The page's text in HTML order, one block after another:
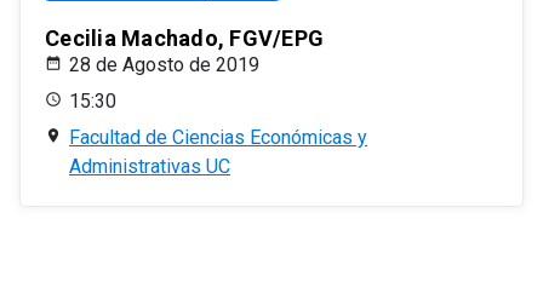
Cecilia Machado, FGV/EPG
28 de Agosto de 2019
15:30
Facultad de Ciencias Económicas y
Administrativas UC